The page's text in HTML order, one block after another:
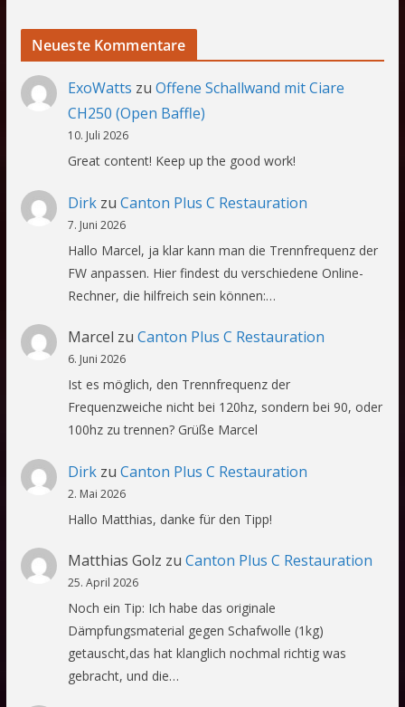
Neueste Kommentare
ExoWatts zu Offene Schallwand mit Ciare
CH250 (Open Baffle)
10. Juli 2026
Great content! Keep up the good work!
Dirkzu Canton Plus C Restauration
7. Juni 2026
Hallo Marcel, ja klar kann man die Trennfrequenz der
FW anpassen. Hier findest du verschiedene Online-
Rechner, die hilfreich sein können:…
Marcel zu Canton Plus C Restauration
6. Juni 2026
Ist es möglich, den Trennfrequenz der
Frequenzweiche nicht bei 120hz, sondern bei 90, oder
100hz zu trennen? Grüße Marcel
Dirkzu Canton Plus C Restauration
2. Mai 2026
Hallo Matthias, danke für den Tipp!
Matthias Golz zu Canton Plus C Restauration
25. April 2026
Noch ein Tip: Ich habe das originale
Dämpfungsmaterial gegen Schafwolle (1kg)
getauscht,das hat klanglich nochmal richtig was
gebracht, und die…